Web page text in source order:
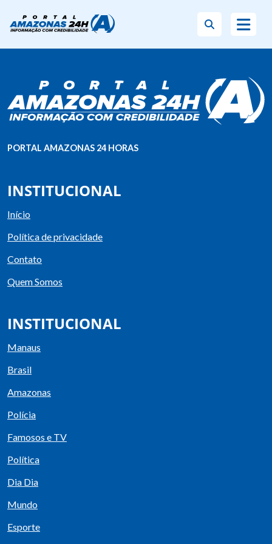
PORTAL AMAZONAS 24 HORAS
INSTITUCIONAL
Início
Política de privacidade
Contato
Quem Somos
INSTITUCIONAL
Manaus
Brasil
Amazonas
Polícia
Famosos e TV
Política
Dia Dia
Mundo
Esporte